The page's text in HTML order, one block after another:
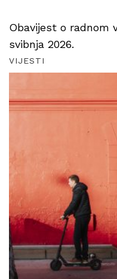
Obavijest o radnom
svibnja 2026.
VIJESTI